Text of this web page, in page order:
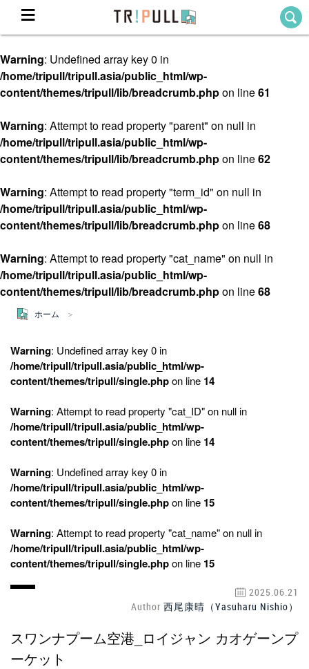
ホーム
Theme
テーマから探す
TRIPULLブログ
About
私たちについて
Warning: Undefined array key 0 in
/home/tripull/tripull.asia/public_html/wp-
content/themes/tripull/lib/breadcrumb.phpon line61
Warning: Attempt to read property "parent" on null in
/home/tripull/tripull.asia/public_html/wp-
content/themes/tripull/lib/breadcrumb.phpon line62
Warning: Attempt to read property "term_id" on null in
/home/tripull/tripull.asia/public_html/wp-
content/themes/tripull/lib/breadcrumb.phpon line68
Warning: Attempt to read property "cat_name" on null in
/home/tripull/tripull.asia/public_html/wp-
content/themes/tripull/lib/breadcrumb.phpon line68
ホーム
Warning: Undefined array key 0 in
/home/tripull/tripull.asia/public_html/wp-
content/themes/tripull/single.phpon line 14
Warning: Attempt to read property "cat_ID" on null in
/home/tripull/tripull.asia/public_html/wp-
content/themes/tripull/single.phpon line 14
Warning: Undefined array key 0 in
/home/tripull/tripull.asia/public_html/wp-
content/themes/tripull/single.phpon line 15
Warning: Attempt to read property "cat_name" on null in
/home/tripull/tripull.asia/public_html/wp-
content/themes/tripull/single.phpon line 15
2025.06.21
Author 西尾康晴（Yasuharu Nishio）
スワンナプーム空港_ロイジャン カオゲーンプ
ーケット